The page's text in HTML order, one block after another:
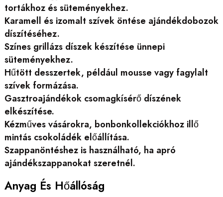
tortákhoz és süteményekhez.
Karamell és izomalt szívek öntése ajándékdobozok
díszítéséhez.
Színes grillázs díszek készítése ünnepi
süteményekhez.
Hűtött desszertek, például mousse vagy fagylalt
szívek formázása.
Gasztroajándékok csomagkísérő díszének
elkészítése.
Kézműves vásárokra, bonbonkollekciókhoz illő
mintás csokoládék előállítása.
Szappanöntéshez is használható, ha apró
ajándékszappanokat szeretnél.
Anyag És Hőállóság